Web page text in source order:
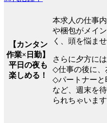
【カンタン
作業×日勤】
平日の夜も
楽しめる！
本求人の仕事
や梱包がメイ
く、頭を悩ま
さらに夕方に
◇仕事の後に、
◇パートナーと
など、週末を
られちゃいま